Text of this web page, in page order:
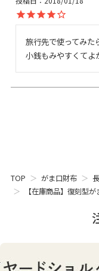
旅行先で使ってみた
小銭もみやすくてよ
TOP がま口財布
【在庫商品】復刻型